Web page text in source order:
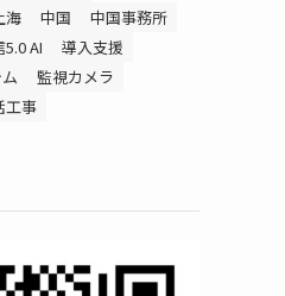
海 中国
中国事務所
AI
導入支援
監視カメラ
工事